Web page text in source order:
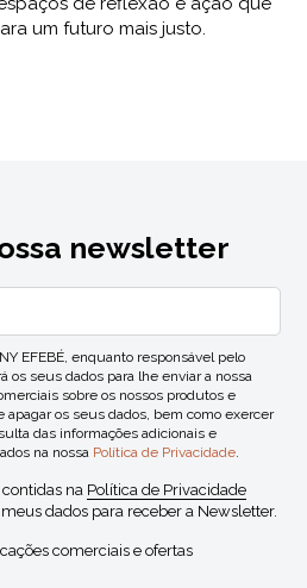
um futuro mais justo.
newsletter
EFEBÉ, enquanto responsável pelo
os seus dados para lhe enviar a nossa
sobre os nossos produtos e
apagar os seus dados, bem como exercer
das informações adicionais e
na nossa Política de Privacidade
na Política de Privacidade
dados para receber a Newsletter.
comerciais e ofertas